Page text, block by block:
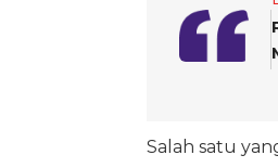
Salah satu